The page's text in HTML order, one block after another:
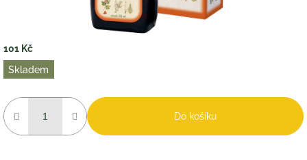
101 Kč
Měrná
cena:
Skladem
Do košíku